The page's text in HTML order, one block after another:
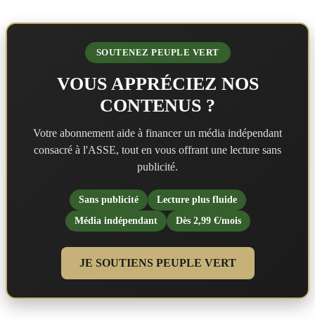
SOUTENEZ PEUPLE VERT
VOUS APPRÉCIEZ NOS
CONTENUS ?
Votre abonnement aide à financer un média indépendant
consacré à l'ASSE, tout en vous offrant une lecture sans
publicité.
Sans publicité
Lecture plus fluide
Média indépendant
Dès 2,99 €/mois
JE SOUTIENS PEUPLE VERT